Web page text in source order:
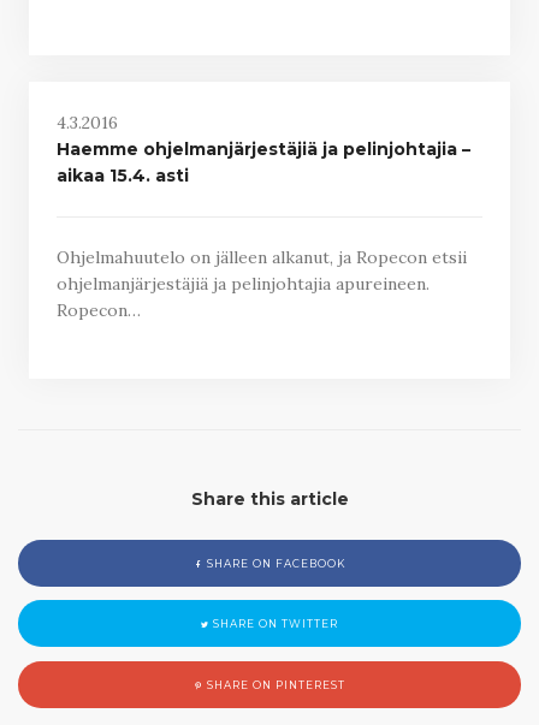
4.3.2016
Haemme ohjelmanjärjestäjiä ja pelinjohtajia –
aikaa 15.4. asti
Ohjelmahuutelo on jälleen alkanut, ja Ropecon etsii
ohjelmanjärjestäjiä ja pelinjohtajia apureineen.
Ropecon…
Share this article
SHARE ON FACEBOOK
SHARE ON TWITTER
SHARE ON PINTEREST